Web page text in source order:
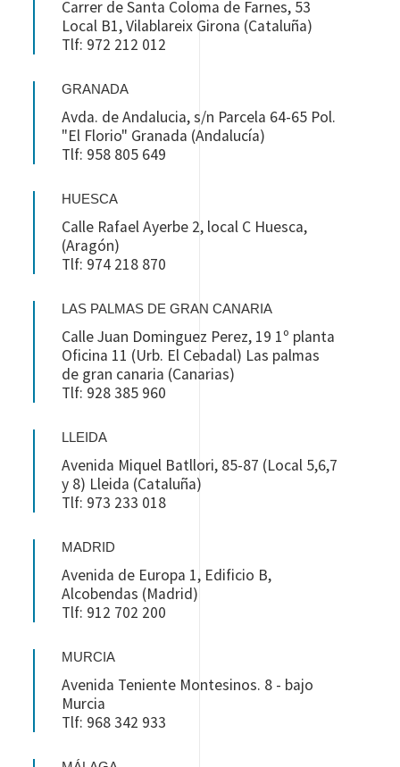
Carrer de Santa Coloma de Farnes, 53
Local B1, Vilablareix Girona (Cataluña)
Tlf: 972 212 012
GRANADA
Avda. de Andalucia, s/n Parcela 64-65 Pol.
"El Florio" Granada (Andalucía)
Tlf: 958 805 649
HUESCA
Calle Rafael Ayerbe 2, local C Huesca,
(Aragón)
Tlf: 974 218 870
LAS PALMAS DE GRAN CANARIA
Calle Juan Dominguez Perez, 19 1º planta
Oficina 11 (Urb. El Cebadal) Las palmas
de gran canaria (Canarias)
Tlf: 928 385 960
LLEIDA
Avenida Miquel Batllori, 85-87 (Local 5,6,7
y 8) Lleida (Cataluña)
Tlf: 973 233 018
MADRID
Avenida de Europa 1, Edificio B,
Alcobendas (Madrid)
Tlf: 912 702 200
MURCIA
Avenida Teniente Montesinos. 8 - bajo
Murcia
Tlf: 968 342 933